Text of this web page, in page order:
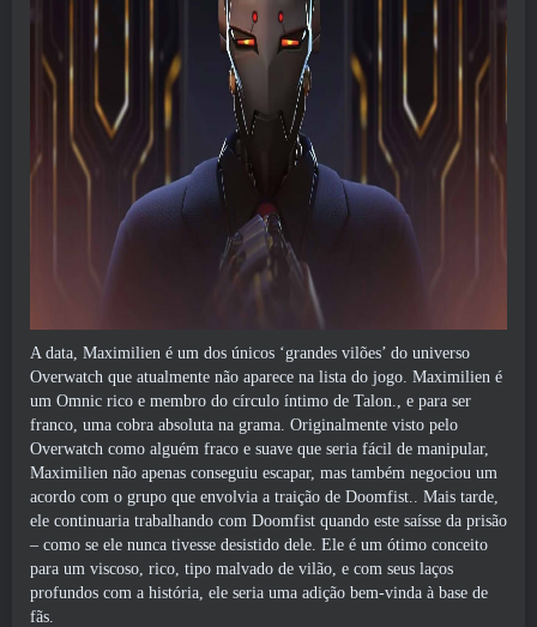
A data, Maximilien é um dos únicos ‘grandes vilões’ do universo
Overwatch que atualmente não aparece na lista do jogo. Maximilien é
um Omnic rico e membro do círculo íntimo de Talon., e para ser
franco, uma cobra absoluta na grama. Originalmente visto pelo
Overwatch como alguém fraco e suave que seria fácil de manipular,
Maximilien não apenas conseguiu escapar, mas também negociou um
acordo com o grupo que envolvia a traição de Doomfist.. Mais tarde,
ele continuaria trabalhando com Doomfist quando este saísse da prisão
– como se ele nunca tivesse desistido dele. Ele é um ótimo conceito
para um viscoso, rico, tipo malvado de vilão, e com seus laços
profundos com a história, ele seria uma adição bem-vinda à base de
fãs.